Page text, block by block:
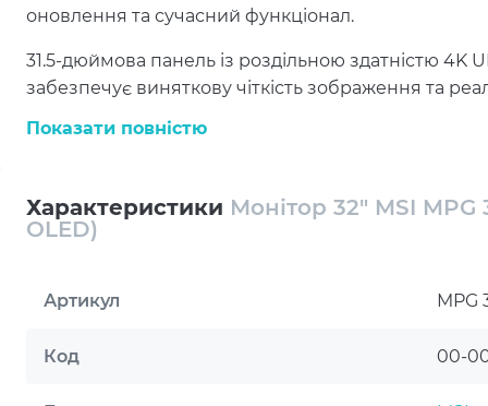
оновлення та сучасний функціонал.
31.5-дюймова панель із роздільною здатністю 4K
забезпечує виняткову чіткість зображення та
формує глибокий чорний колір, високу
динамічних сцен. Підтримка Adaptive Sync
навантаження на очі під час тривалого
Плоский матовий екран зменшує відблиски та
(+30°~-30°) і портретний режим Pivot, що
Показати повністю
Характеристики Монітор 32" MSI MPG
OLED)
Артикул MPG
Код 00-